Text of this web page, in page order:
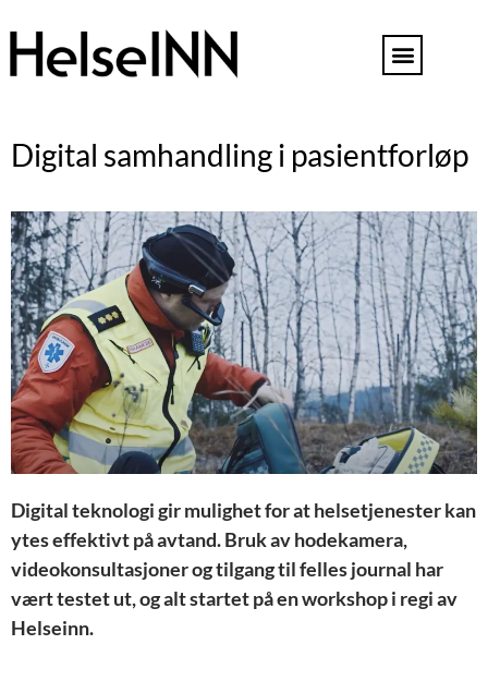
Digital samhandling i pasientforløp
Digital teknologi gir mulighet for at helsetjenester kan
ytes effektivt på avtand. Bruk av hodekamera,
videokonsultasjoner og tilgang til felles journal har
vært testet ut, og alt startet på en workshop i regi av
Helseinn.